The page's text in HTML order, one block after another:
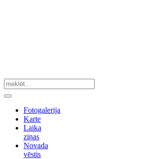
Fotogalerija
Karte
Laika
ziņas
Novada
vēstis